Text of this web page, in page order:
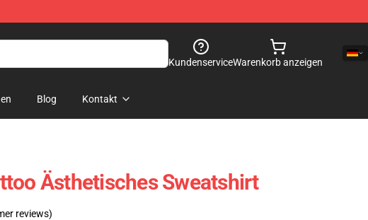
KundenserviceWarenkorb anzeigen
Blog Kontakt
Ästhetisches Sweatshirt
reviews)